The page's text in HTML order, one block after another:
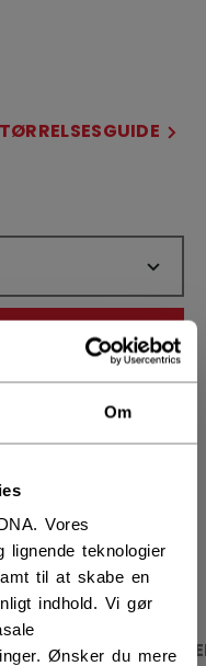
Om
Vores
lignende teknologier
til at skabe en
indhold. Vi gør
Ønsker du mere
ÅBN SOCIALE